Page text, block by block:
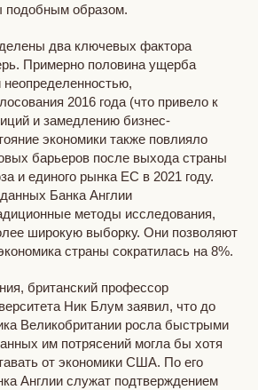
подобным образом.
два ключевых фактора
Примерно половина ущерба
2016 года (что привело к
и замедлению бизнес-
экономики также повлияло
барьеров после выхода страны
и единого рынка ЕС в 2021 году.
Банка Англии
методы исследования,
широкую выборку. Они позволяют
страны сократилась на 8%.
британский профессор
Ник Блум заявил, что до
Великобритании росла быстрыми
им потрясений могла бы хотя
от экономики США. По его
Англии служат подтверждением